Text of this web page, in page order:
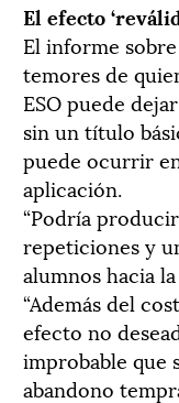
El efecto
El informe
temores de
ESO puede
sin un título
puede ocurrir
aplicación.
“Podría
repeticiones y
alumnos hacia
“Además del
efecto no
improbable que
abandono